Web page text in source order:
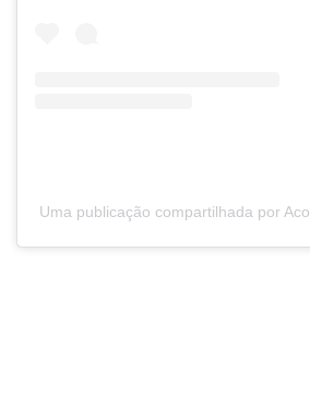
Uma publicação compartilhada por